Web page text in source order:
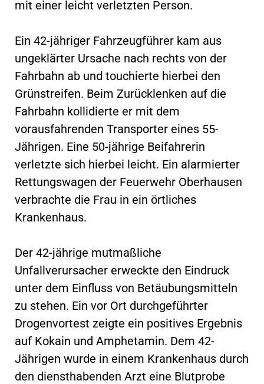
mit einer leicht verletzten Person.
Ein 42-jähriger Fahrzeugführer kam aus
ungeklärter Ursache nach rechts von der
Fahrbahn ab und touchierte hierbei den
Grünstreifen. Beim Zurücklenken auf die
Fahrbahn kollidierte er mit dem
vorausfahrenden Transporter eines 55-
Jährigen. Eine 50-jährige Beifahrerin
verletzte sich hierbei leicht. Ein alarmierter
Rettungswagen der Feuerwehr Oberhausen
verbrachte die Frau in ein örtliches
Krankenhaus.
Der 42-jährige mutmaßliche
Unfallverursacher erweckte den Eindruck
unter dem Einfluss von Betäubungsmitteln
zu stehen. Ein vor Ort durchgeführter
Drogenvortest zeigte ein positives Ergebnis
auf Kokain und Amphetamin. Dem 42-
Jährigen wurde in einem Krankenhaus durch
den diensthabenden Arzt eine Blutprobe